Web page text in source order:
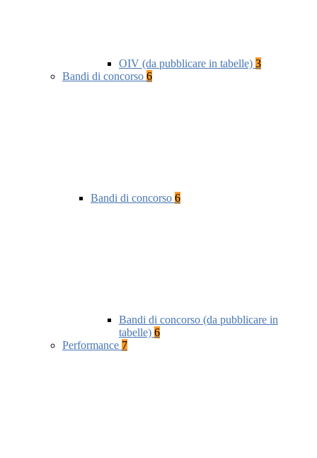
OIV (da pubblicare in tabelle) 3
Bandi di concorso 6
Bandi di concorso 6
Bandi di concorso (da pubblicare in
tabelle) 6
Performance 7